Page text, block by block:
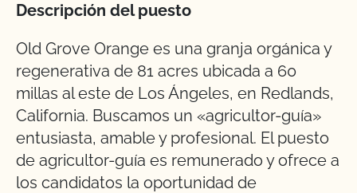
Descripción del puesto
Old Grove Orange es una granja orgánica y
regenerativa de 81 acres ubicada a 60
millas al este de Los Ángeles, en Redlands,
California. Buscamos un «agricultor-guía»
entusiasta, amable y profesional. El puesto
de agricultor-guía es remunerado y ofrece a
los candidatos la oportunidad de